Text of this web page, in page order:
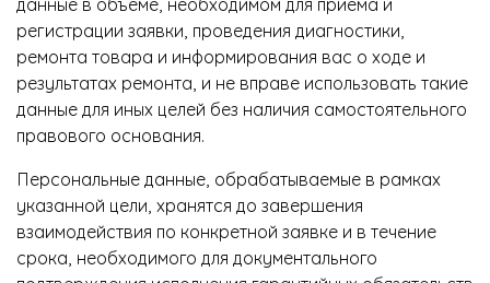
регистрации заявки, проведения диагностики,
ремонта товара и информирования вас о ходе и
результатах ремонта, и не вправе использовать такие
данные для иных целей без наличия самостоятельного
правового основания.
Персональные данные, обрабатываемые в рамках
указанной цели, хранятся до завершения
взаимодействия по конкретной заявке и в течение
срока, необходимого для документального